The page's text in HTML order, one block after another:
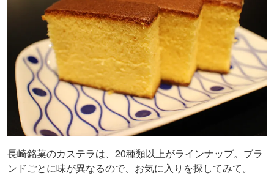
長崎銘菓のカステラは、20種類以上がラインナップ。ブラ
ンドごとに味が異なるので、お気に入りを探してみて。